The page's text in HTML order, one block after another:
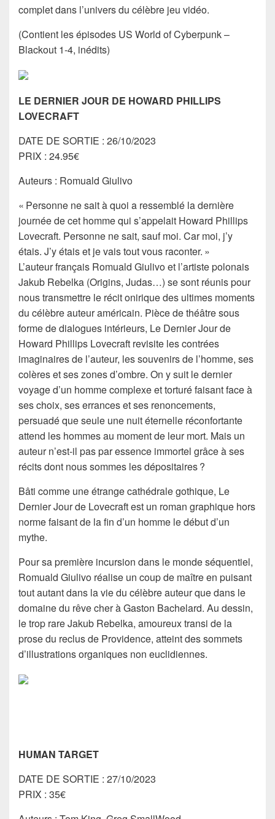
complet dans l’univers du célèbre jeu vidéo.
(Contient les épisodes US World of Cyberpunk –
Blackout 1-4, inédits)
LE DERNIER JOUR DE HOWARD PHILLIPS
LOVECRAFT
DATE DE SORTIE : 26/10/2023
PRIX : 24.95€
Auteurs : Romuald Giulivo
« Personne ne sait à quoi a ressemblé la dernière
journée de cet homme qui s’appelait Howard Phillips
Lovecraft. Personne ne sait, sauf moi. Car moi, j’y
étais. J’y étais et je vais tout vous raconter. »
L’auteur français Romuald Giulivo et l’artiste polonais
Jakub Rebelka (Origins, Judas…) se sont réunis pour
nous transmettre le récit onirique des ultimes moments
du célèbre auteur américain. Pièce de théâtre sous
forme de dialogues intérieurs, Le Dernier Jour de
Howard Phillips Lovecraft revisite les contrées
imaginaires de l’auteur, les souvenirs de l’homme, ses
colères et ses zones d’ombre. On y suit le dernier
voyage d’un homme complexe et torturé faisant face à
ses choix, ses errances et ses renoncements,
persuadé que seule une nuit éternelle réconfortante
attend les hommes au moment de leur mort. Mais un
auteur n’est-il pas par essence immortel grâce à ses
récits dont nous sommes les dépositaires ?
Bâti comme une étrange cathédrale gothique, Le
Dernier Jour de Lovecraft est un roman graphique hors
norme faisant de la fin d’un homme le début d’un
mythe.
Pour sa première incursion dans le monde séquentiel,
Romuald Giulivo réalise un coup de maître en puisant
tout autant dans la vie du célèbre auteur que dans le
domaine du rêve cher à Gaston Bachelard. Au dessin,
le trop rare Jakub Rebelka, amoureux transi de la
prose du reclus de Providence, atteint des sommets
d’illustrations organiques non euclidiennes.
HUMAN TARGET
DATE DE SORTIE : 27/10/2023
PRIX : 35€